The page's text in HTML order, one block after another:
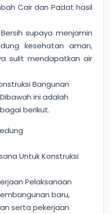
Cair dan Padat hasil
supaya menjamin
kesehatan aman,
sulit mendapatkan air
Bangunan
ini adalah
berikut.
Untuk Konstruksi
Pelaksanaan
baru,
serta pekerjaan